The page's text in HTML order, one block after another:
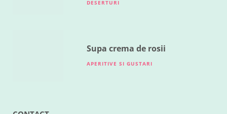
DESERTURI
Supa crema de rosii
APERITIVE SI GUSTARI